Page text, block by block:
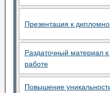
Презентация к
Раздаточный материал
работе
Повышение